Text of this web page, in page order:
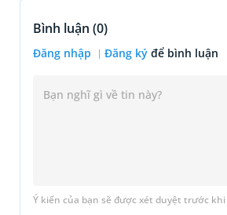
Bình luận (0)
Đăng nhập Đăng ký để bình luận
Ý kiến của bạn sẽ được xét duyệt trước khi